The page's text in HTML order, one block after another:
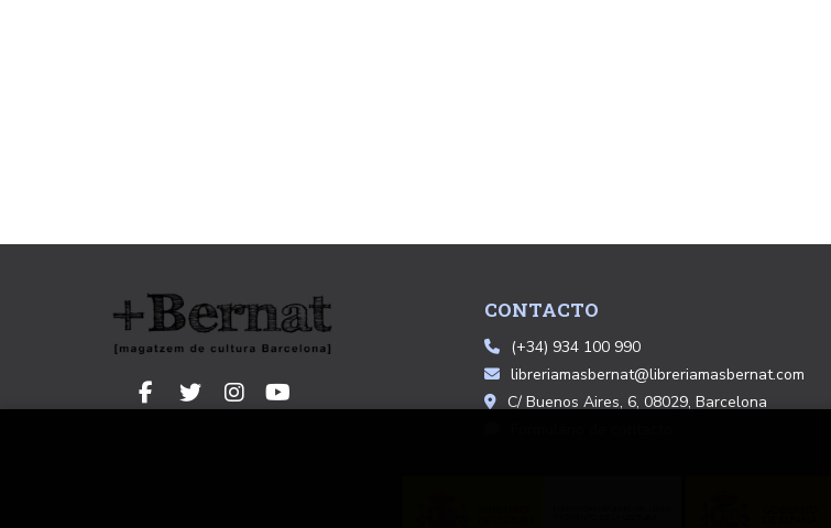
CONTACTO
(+34) 934 100 990
libreriamasbernat@libreriamasbernat.com
C/ Buenos Aires, 6, 08029, Barcelona